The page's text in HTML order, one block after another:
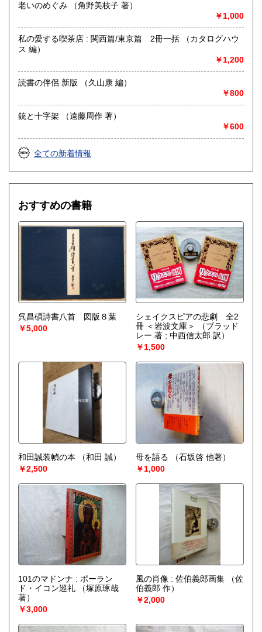
老いのめぐみ （角野美枝子 著）
￥1,000
私の愛する喫茶店 : 関西篇/東京篇 2冊一括 （カタログハウ
ス 編）
￥1,200
読書の伴侶 新版 （久山康 編）
￥800
銃と十字架 （遠藤周作 著）
￥600
全ての新着情報
おすすめの書籍
呉昌碩詩書八首 図版８葉
￥5,000
シェイクスピアの悲劇 全2
冊 ＜岩波文庫＞
（ブラッド
レー 著 ; 中西信太郎 訳）
￥1,500
和田誠装幀の本
（和田 誠）
￥2,500
母を語る
（石坂啓 他著）
￥1,000
101のマドンナ : ポーラン
ド・イコン巡礼
（塚原琢哉
著）
￥3,000
風の肖像 : 佐伯義郎画集
（佐
伯義郎 作）
￥2,000